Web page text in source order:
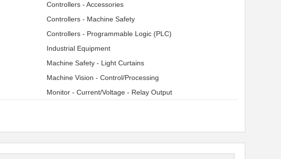
Controllers - Accessories
Controllers - Machine Safety
Controllers - Programmable Logic (PLC)
Industrial Equipment
Machine Safety - Light Curtains
Machine Vision - Control/Processing
Monitor - Current/Voltage - Relay Output